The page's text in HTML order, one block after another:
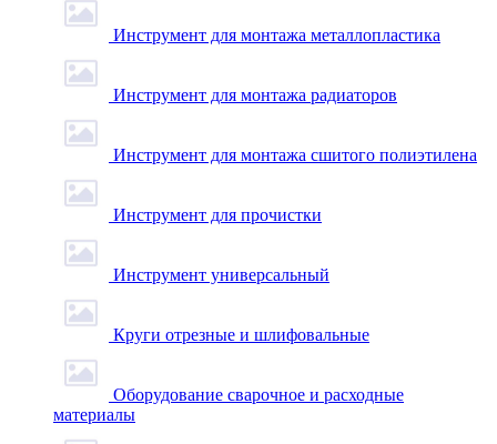
Инструмент для монтажа металлопластика
Инструмент для монтажа радиаторов
Инструмент для монтажа сшитого полиэтилена
Инструмент для прочистки
Инструмент универсальный
Круги отрезные и шлифовальные
Оборудование сварочное и расходные
материалы